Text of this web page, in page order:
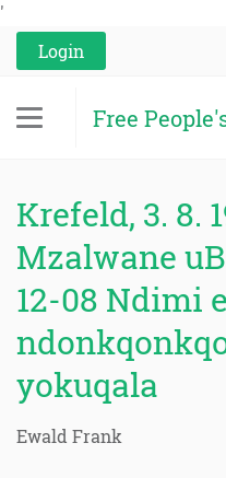
'
Login
Free
Krefeld, 3. 8.
Mzalwane
12-08 Ndimi
yokuqala
Ewald Frank